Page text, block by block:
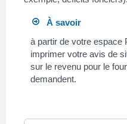
À savoir
à partir de votre espace
imprimer votre avis de
sur le revenu pour le
demandent.